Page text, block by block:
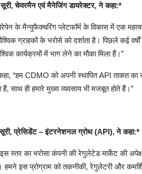
सूरी,चेयरमैन एवं मैनेजिंग डायरेक्टर,ने कहा:*
के मैन्युफैक्चरिंग प्लेटफॉर्म के विकास में एक
ग्राहकों के भरोसे को दर्शाता है। पिछले कई वर्षों
कार्यक्रमों में भाग लेने का मौका मिला हैं।”
, “हम CDMOको अपनी स्थापितAPIताकत का
हैं,साथ ही हमारे मुख्य व्यवसाय भी मजबूत होते हैं।”
सूरी,प्रेसिडेंट–इंटरनेशनल ग्रोथ(API),ने कहा:*
इस स्तर का भरोसा कंपनी की रेगुलेटेड मार्केट की
हमने इस प्रोग्राम को तकनीकी,रेगुलेटरी और